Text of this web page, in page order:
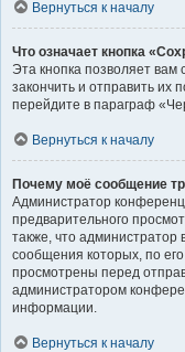
Вернуться к началу
Что означает кнопка
Эта кнопка позволяет вам
закончить и отправить их
перейдите в параграф
Вернуться к началу
Почему моё сообщение
Администратор
предварительного
также, что администратор
сообщения которых, по
просмотрены перед
администратором
информации.
Вернуться к началу